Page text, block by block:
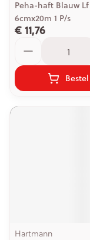
Peha-haft Blauw Lf
6cmx20m 1 P/s
€ 11,76
Bestel
Hartmann